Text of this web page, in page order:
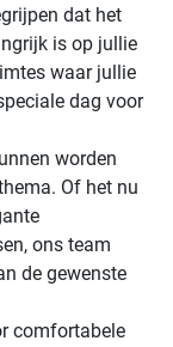
dat het
is op jullie
waar jullie
dag voor
worden
Of het nu
ons team
de gewenste
comfortabele